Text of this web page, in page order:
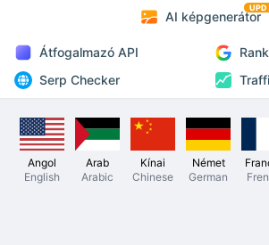
AI képgenerátor
UPD
Átfogalmazó API
Serp Checker
Angol
English
Arab
Arabic
Kínai
Chinese
Német
German